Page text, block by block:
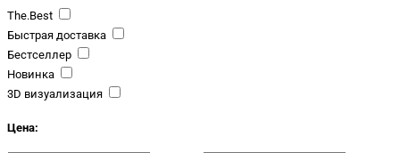
The.Best
Быстрая доставка
Бестселлер
Новинка
3D визуализация
Цена: